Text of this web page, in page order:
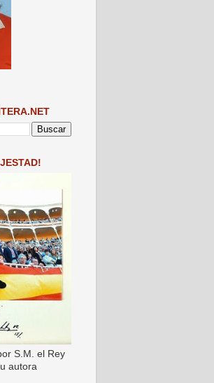
S.M. el Rey
autora